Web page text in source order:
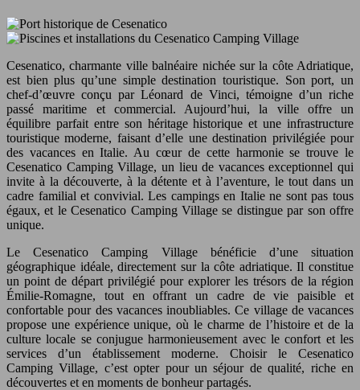
Cesenatico, charmante ville balnéaire nichée sur la côte Adriatique,
est bien plus qu’une simple destination touristique. Son port, un
chef-d’œuvre conçu par Léonard de Vinci, témoigne d’un riche
passé maritime et commercial. Aujourd’hui, la ville offre un
équilibre parfait entre son héritage historique et une infrastructure
touristique moderne, faisant d’elle une destination privilégiée pour
des vacances en Italie. Au cœur de cette harmonie se trouve le
Cesenatico Camping Village, un lieu de vacances exceptionnel qui
invite à la découverte, à la détente et à l’aventure, le tout dans un
cadre familial et convivial. Les campings en Italie ne sont pas tous
égaux, et le Cesenatico Camping Village se distingue par son offre
unique.
Le Cesenatico Camping Village bénéficie d’une situation
géographique idéale, directement sur la côte adriatique. Il constitue
un point de départ privilégié pour explorer les trésors de la région
Émilie-Romagne, tout en offrant un cadre de vie paisible et
confortable pour des vacances inoubliables. Ce village de vacances
propose une expérience unique, où le charme de l’histoire et de la
culture locale se conjugue harmonieusement avec le confort et les
services d’un établissement moderne. Choisir le Cesenatico
Camping Village, c’est opter pour un séjour de qualité, riche en
découvertes et en moments de bonheur partagés.